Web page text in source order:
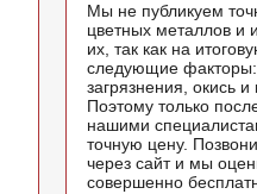
Мы не публикуем
цветных металлов и
их, так как на
следующие факторы:
загрязнения, окись и
Поэтому только
нашими
точную цену.
через сайт и мы
совершенно